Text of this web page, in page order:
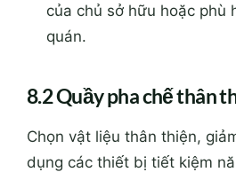
của chủ sở hữu hoặc phù
quán.
8.2 Quầy pha chế thân
Chọn vật liệu thân thiện,
dụng các thiết bị tiết kiệm